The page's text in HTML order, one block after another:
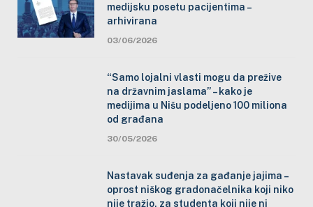
medijsku posetu pacijentima –
arhivirana
03/06/2026
“Samo lojalni vlasti mogu da prežive
na državnim jaslama” – kako je
medijima u Nišu podeljeno 100 miliona
od građana
30/05/2026
Nastavak suđenja za gađanje jajima –
oprost niškog gradonačelnika koji niko
nije tražio, za studenta koji nije ni